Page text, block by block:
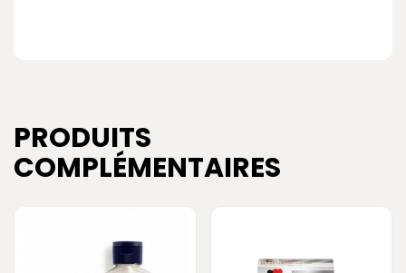
PRODUITS
COMPLÉMENTAIRES